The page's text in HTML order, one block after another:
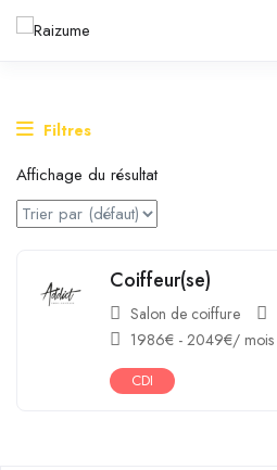
Filtres
Affichage du résultat
Coiffeur(se)
Salon de coiffure
1986€ - 2049€/ mois
CDI